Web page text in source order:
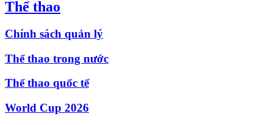
Thể thao
Chính sách quản lý
Thể thao trong nước
Thể thao quốc tế
World Cup 2026